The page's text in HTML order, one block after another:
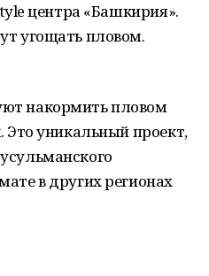
центра «Башкирия».
угощать пловом.
накормить пловом
Это уникальный проект,
в других регионах